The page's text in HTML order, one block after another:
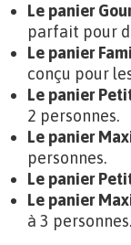
Le panier
parfait pour
Le panier
conçu pour
Le panier
2 personnes.
Le panier
personnes.
Le panier
Le panier
à 3 personnes.